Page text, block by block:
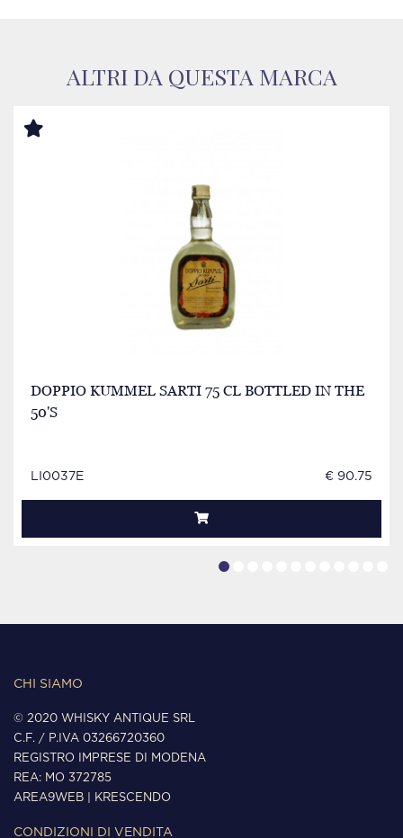
ALTRI DA QUESTA MARCA
DOPPIO KUMMEL SARTI 75 CL BOTTLED IN THE
50'S
LI0037E € 90.75
CHI SIAMO
© 2020 WHISKY ANTIQUE SRL
C.F. / P.IVA 03266720360
REGISTRO IMPRESE DI MODENA
REA: MO 372785
AREA9WEB
KRESCENDO
CONDIZIONI DI VENDITA